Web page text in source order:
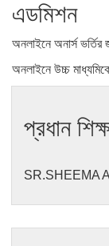
এডমিশন
অনলাইনে অনার্স ভর্তির
অনলাইনে উচ্চ
প্রধান
SR.SHEEMA